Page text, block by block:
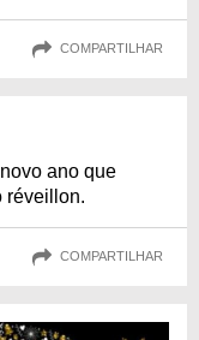
COMPARTILHAR
ano que
réveillon.
COMPARTILHAR